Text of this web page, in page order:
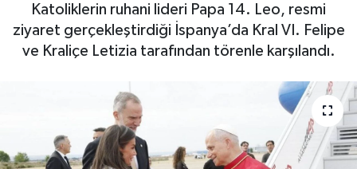
Katoliklerin ruhani lideri Papa 14. Leo, resmi
ziyaret gerçekleştirdiği İspanya’da Kral VI. Felipe
ve Kraliçe Letizia tarafından törenle karşılandı.
LOJİSTİK
OTO DETAY
SAĞLIK
Son Dakika Haberleri